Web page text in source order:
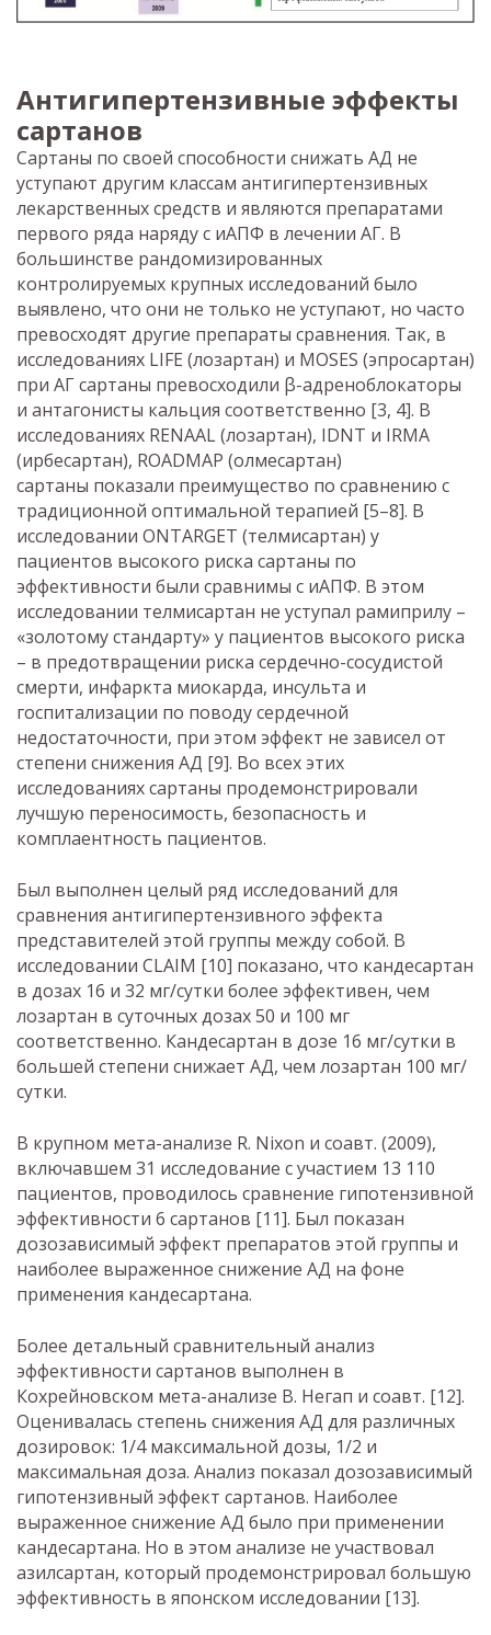
Антигипертензивные эффекты
сартанов
Сартаны по своей способности снижать АД не
уступают другим классам антигипертензивных
лекарственных средств и являются препаратами
первого ряда наряду с иАПФ в лечении АГ. В
большинстве рандомизированных
контролируемых крупных исследований было
выявлено, что они не только не уступают, но часто
превосходят другие препараты сравнения. Так, в
исследованиях LIFE (лозартан) и MOSES (эпросартан)
при АГ сартаны превосходили β-адреноблокаторы
и антагонисты кальция соответственно [3, 4]. В
исследованиях RENAAL (лозартан), IDNT и IRMA
(ирбесартан), ROADMAP (олмесартан)
сартаны показали преимущество по сравнению с
традиционной оптимальной терапией [5–8]. В
исследовании ONTARGET (телмисартан) у
пациентов высокого риска сартаны по
эффективности были сравнимы с иАПФ. В этом
исследовании телмисартан не уступал рамиприлу –
«золотому стандарту» у пациентов высокого риска
– в предотвращении риска сердечно-сосудистой
смерти, инфаркта миокарда, инсульта и
госпитализации по поводу сердечной
недостаточности, при этом эффект не зависел от
степени снижения АД [9]. Во всех этих
исследованиях сартаны продемонстрировали
лучшую переносимость, безопасность и
комплаентность пациентов.
Был выполнен целый ряд исследований для
сравнения антигипертензивного эффекта
представителей этой группы между собой. В
исследовании CLAIM [10] показано, что кандесартан
в дозах 16 и 32 мг/сутки более эффективен, чем
лозартан в суточных дозах 50 и 100 мг
соответственно. Кандесартан в дозе 16 мг/сутки в
большей степени снижает АД, чем лозартан 100 мг/
сутки.
В крупном мета-анализе R. Nixon и соавт. (2009),
включавшем 31 исследование с участием 13 110
пациентов, проводилось сравнение гипотензивной
эффективности 6 сартанов [11]. Был показан
дозозависимый эффект препаратов этой группы и
наиболее выраженное снижение АД на фоне
применения кандесартана.
Более детальный сравнительный анализ
эффективности сартанов выполнен в
Кохрейновском мета-анализе В. Негап и соавт. [12].
Оценивалась степень снижения АД для различных
дозировок: 1/4 максимальной дозы, 1/2 и
максимальная доза. Анализ показал дозозависимый
гипотензивный эффект сартанов. Наиболее
выраженное снижение АД было при применении
кандесартана. Но в этом анализе не участвовал
азилсартан, который продемонстрировал большую
эффективность в японском исследовании [13].